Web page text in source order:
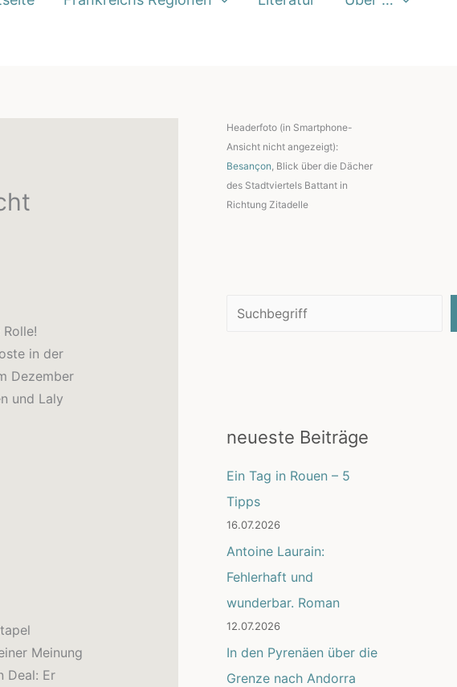
in der
Dezember
und Laly
Meinung
Deal: Er
Headerfoto (in Smartphone-
Ansicht nicht angezeigt):
Besançon, Blick über die Dächer
des Stadtviertels Battant in
Richtung Zitadelle
Suchen
neueste Beiträge
Ein Tag in Rouen – 5
Tipps
16.07.2026
Antoine Laurain:
Fehlerhaft und
wunderbar. Roman
12.07.2026
In den Pyrenäen über die
Grenze nach Andorra